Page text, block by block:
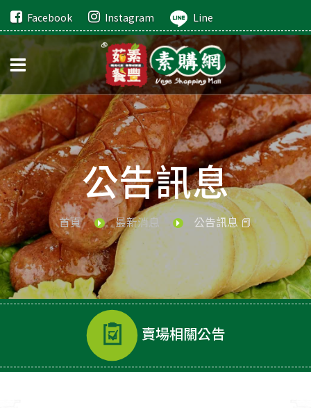
Facebook Instagram Line
公告訊息
首頁 最新消息 公告訊息 📕
賣場相關公告